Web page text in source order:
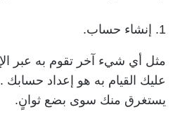
1. إنشاء حساب.
مثل أي شيء آخر تقوم به عبر
عليك القيام به هو إعداد
يستغرق منك سوى بضع ثوانٍ.